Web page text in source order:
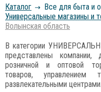
Каталог
Все для быта и
Универсальные магазины и
Волынская область
В категории
представлены компании,
розничной и оптовой
товаров,
развлекательными центрами.